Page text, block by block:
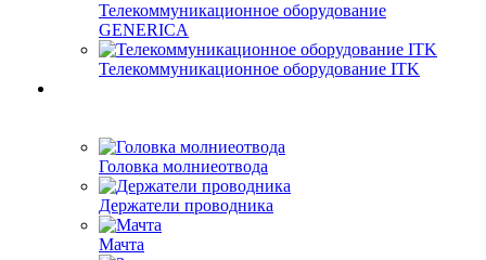
Телекоммуникационное оборудование
GENERICA
Телекоммуникационное оборудование ITK
Головка молниеотвода
Держатели проводника
Мачта